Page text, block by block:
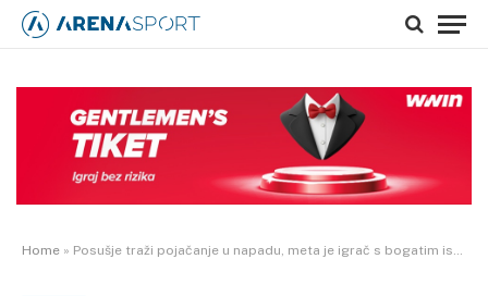
Home » Posušje traži pojačanje u napadu, meta je igrač s bogatim iskustvom igranja u WWin ligi BiH